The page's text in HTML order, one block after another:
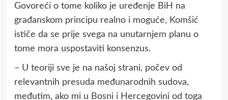
Govoreći o tome koliko je uređenje BiH na
građanskom principu realno i moguće, Komšić
ističe da se prije svega na unutarnjem planu o
tome mora uspostaviti konsenzus.
– U teoriji sve je na našoj strani, počev od
relevantnih presuda međunarodnih sudova,
međutim, ako mi u Bosni i Hercegovini od toga